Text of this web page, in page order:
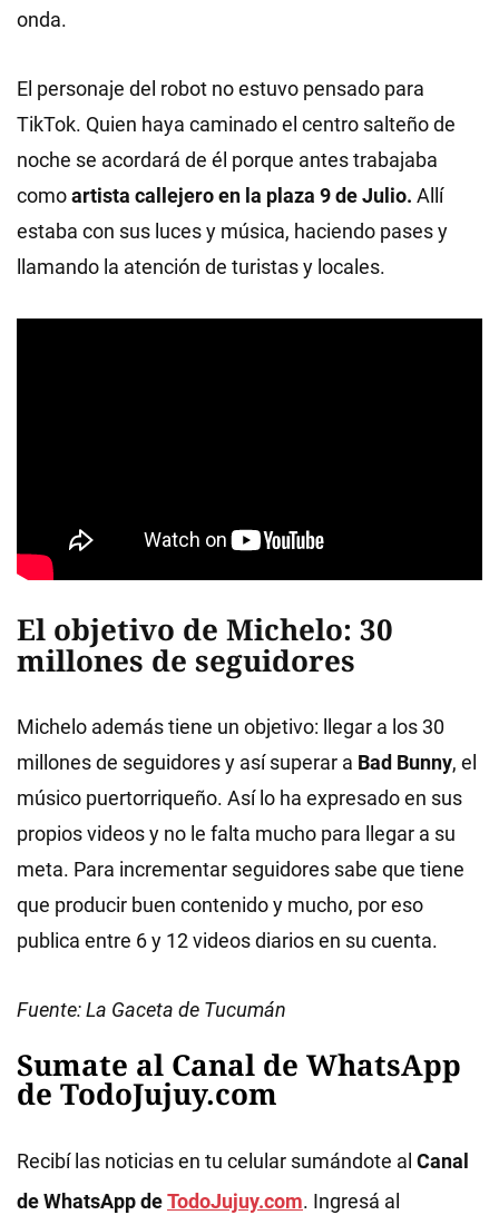
onda.
El personaje del robot no estuvo pensado para
TikTok. Quien haya caminado el centro salteño de
noche se acordará de él porque antes trabajaba
comoartista callejero en la plaza 9 de Julio. Allí
estaba con sus luces y música, haciendo pases y
llamando la atención de turistas y locales.
El objetivo de Michelo: 30
millones de seguidores
Michelo además tiene un objetivo: llegar a los 30
millones de seguidores y así superar a Bad Bunny, el
músico puertorriqueño. Así lo ha expresado en sus
propios videos y no le falta mucho para llegar a su
meta. Para incrementar seguidores sabe que tiene
que producir buen contenido y mucho, por eso
publica entre 6 y 12 videos diarios en su cuenta.
Fuente: La Gaceta de Tucumán
Sumate al Canal de WhatsApp
de TodoJujuy.com
Recibí las noticias en tu celular sumándote al Canal
de WhatsApp deTodoJujuy.com. Ingresá al